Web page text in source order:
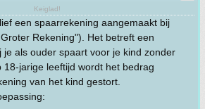
Keiglad!
een spaarrekening aangemaakt bij
Rekening"). Het betreft een
je als ouder spaart voor je kind zonder
18-jarige leeftijd wordt het bedrag
van het kind gestort.